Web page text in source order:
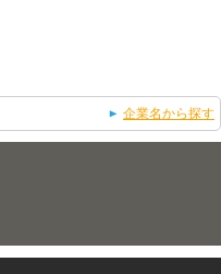
企業名から探す